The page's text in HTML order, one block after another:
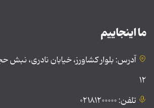
ما اینجاییم
آدرس: بلوار کشاورز، خیابان نادری،
۱۲
تلفن: ۰۲۱۸۱۲۰۰۰۰۰